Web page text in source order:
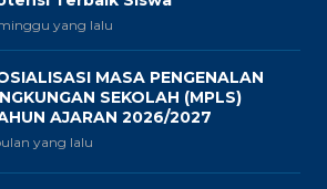
yang lalu
MASA PENGENALAN
SEKOLAH (MPLS)
AJARAN 2026/2027
yang lalu